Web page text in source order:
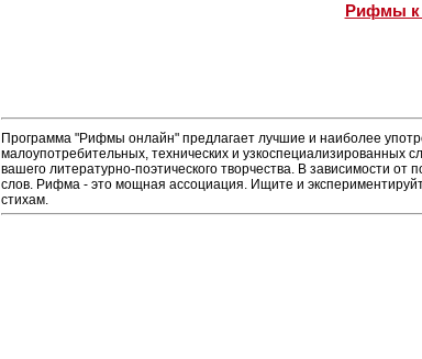
Рифмы к
Программа "Рифмы онлайн" предлагает лучшие и наиболее
малоупотребительных, технических и
вашего литературно-поэтического творчества. В зависимости
слов. Рифма - это мощная ассоциация. Ищите и
стихам.